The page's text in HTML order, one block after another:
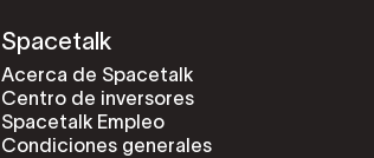
Spacetalk
Acerca de Spacetalk
Centro de inversores
Spacetalk Empleo
Condiciones generales